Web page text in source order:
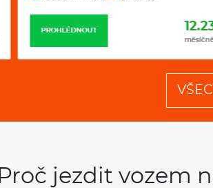
PROHLÉDNOUT 12.235 Kč
měsíčně bez
Proč jezdit vozem